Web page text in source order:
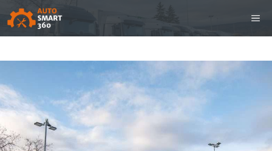
Aller
au
contenu